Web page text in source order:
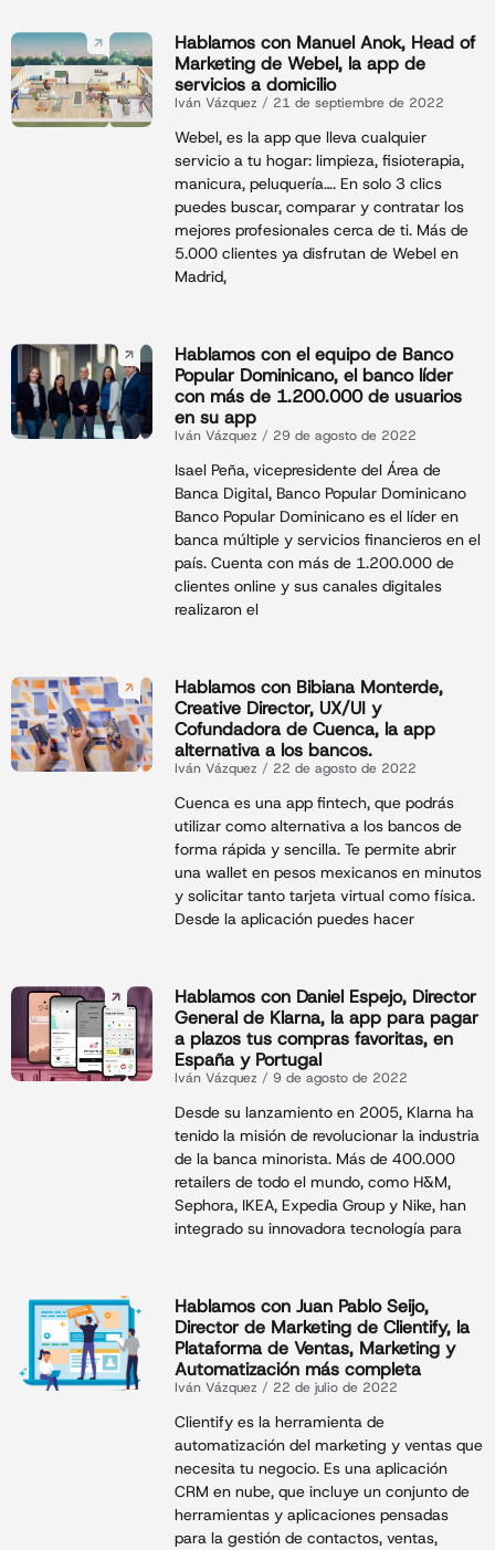
Hablamos con Manuel Anok, Head of
Marketing de Webel, la app de
servicios a domicilio
Iván Vázquez 21 de septiembre de 2022
Webel, es la app que lleva cualquier
servicio a tu hogar: limpieza, fisioterapia,
manicura, peluquería…. En solo 3 clics
puedes buscar, comparar y contratar los
mejores profesionales cerca de ti. Más de
5.000 clientes ya disfrutan de Webel en
Madrid,
Hablamos con el equipo de Banco
Popular Dominicano, el banco líder
con más de 1.200.000 de usuarios
en su app
Iván Vázquez 29 de agosto de 2022
Isael Peña, vicepresidente del Área de
Banca Digital, Banco Popular Dominicano
Banco Popular Dominicano es el líder en
banca múltiple y servicios financieros en el
país. Cuenta con más de 1.200.000 de
clientes online y sus canales digitales
realizaron el
Hablamos con Bibiana Monterde,
Creative Director, UX/UI y
Cofundadora de Cuenca, la app
alternativa a los bancos.
Iván Vázquez 22 de agosto de 2022
Cuenca es una app fintech, que podrás
utilizar como alternativa a los bancos de
forma rápida y sencilla. Te permite abrir
una wallet en pesos mexicanos en minutos
y solicitar tanto tarjeta virtual como física.
Desde la aplicación puedes hacer
Hablamos con Daniel Espejo, Director
General de Klarna, la app para pagar
a plazos tus compras favoritas, en
España y Portugal
Iván Vázquez 9 de agosto de 2022
Desde su lanzamiento en 2005, Klarna ha
tenido la misión de revolucionar la industria
de la banca minorista. Más de 400.000
retailers de todo el mundo, como H&M,
Sephora, IKEA, Expedia Group y Nike, han
integrado su innovadora tecnología para
Hablamos con Juan Pablo Seijo,
Director de Marketing de Clientify, la
Plataforma de Ventas, Marketing y
Automatización más completa
Iván Vázquez 22 de julio de 2022
Clientify es la herramienta de
automatización del marketing y ventas que
necesita tu negocio. Es una aplicación
CRM en nube, que incluye un conjunto de
herramientas y aplicaciones pensadas
para la gestión de contactos, ventas,